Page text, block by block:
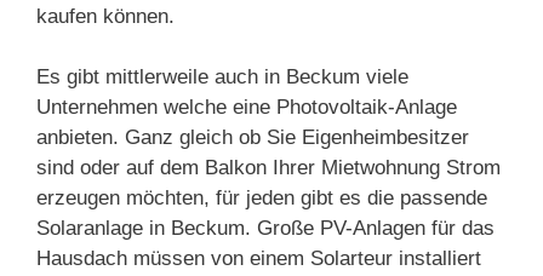
kaufen können.
Es gibt mittlerweile auch in Beckum viele
Unternehmen welche eine Photovoltaik-Anlage
anbieten. Ganz gleich ob Sie Eigenheimbesitzer
sind oder auf dem Balkon Ihrer Mietwohnung Strom
erzeugen möchten, für jeden gibt es die passende
Solaranlage in Beckum. Große PV-Anlagen für das
Hausdach müssen von einem Solarteur installiert